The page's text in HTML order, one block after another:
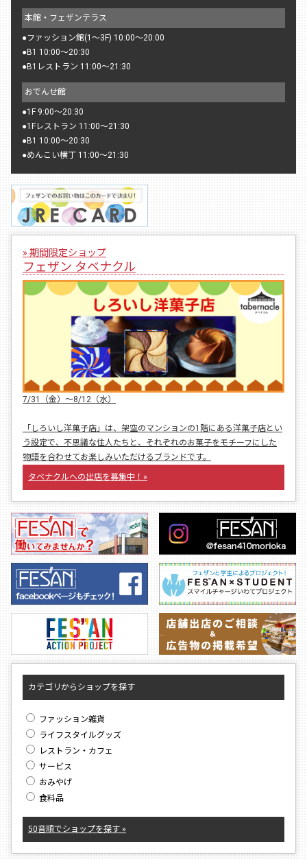
本館・フェザンテラス
●ファッション館(1〜3F) 10:00〜20:00
●B1 10:00〜20:30
●B1レストラン 11:00〜21:30
おでんせ館
●1F 9:00〜20:30
●1Fレストラン 11:00〜21:30
●B1 10:00〜20:30
●めんこい横丁 11:00〜21:30
» 期間限定ショップ
フェザン タベナクル
7/31（金）〜8/12（水）
「しろいし洋菓子店」は、架空のマンションの1階にある洋菓子店とい
う設定で、不思議な住人たちと、それぞれのお菓子をモチーフにした
物語を合わせてお楽しみいただけるブランドです。
タベナクルへの出店を募集中！»
カテゴリからショップを探す
ファッション雑貨
ライフスタイルグッズ
レストラン・カフェ
サービス
おみやげ
食料品
50音順でショップを探す »